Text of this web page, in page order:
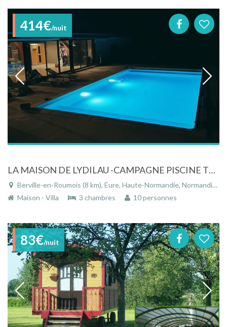
414€/nuit
LA MAISON DE LYDILAU -CAMPAGNE PISCINE TURQUOISE
Berville-en-Roumois (8 km), Eure, Haute-Normandie, Normandie, France
Maison - Villa
3 chambres 10 personnes
83€/nuit